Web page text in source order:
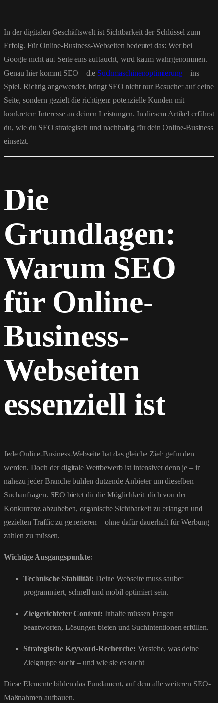
In der digitalen Geschäftswelt ist Sichtbarkeit der Schlüssel zum
Erfolg. Für Online-Business-Webseiten bedeutet das: Wer bei
Google nicht auf Seite eins auftaucht, wird kaum wahrgenommen.
Genau hier kommt SEO – die Suchmaschinenoptimierung – ins
Spiel. Richtig angewendet, bringt SEO nicht nur Besucher auf deine
Seite, sondern gezielt die richtigen: potenzielle Kunden mit
konkretem Interesse an deinen Leistungen. In diesem Artikel erfährst
du, wie du SEO strategisch und nachhaltig für dein Online-Business
einsetzt.
Die
Grundlagen:
Warum SEO
für Online-
Business-
Webseiten
essenziell ist
Jede Online-Business-Webseite hat das gleiche Ziel: gefunden
werden. Doch der digitale Wettbewerb ist intensiver denn je – in
nahezu jeder Branche buhlen dutzende Anbieter um dieselben
Suchanfragen. SEO bietet dir die Möglichkeit, dich von der
Konkurrenz abzuheben, organische Sichtbarkeit zu erlangen und
gezielten Traffic zu generieren – ohne dafür dauerhaft für Werbung
zahlen zu müssen.
Wichtige Ausgangspunkte:
Technische Stabilität: Deine Webseite muss sauber
programmiert, schnell und mobil optimiert sein.
Zielgerichteter Content: Inhalte müssen Fragen
beantworten, Lösungen bieten und Suchintentionen erfüllen.
Strategische Keyword-Recherche: Verstehe, was deine
Zielgruppe sucht – und wie sie es sucht.
Diese Elemente bilden das Fundament, auf dem alle weiteren SEO-
Maßnahmen aufbauen.